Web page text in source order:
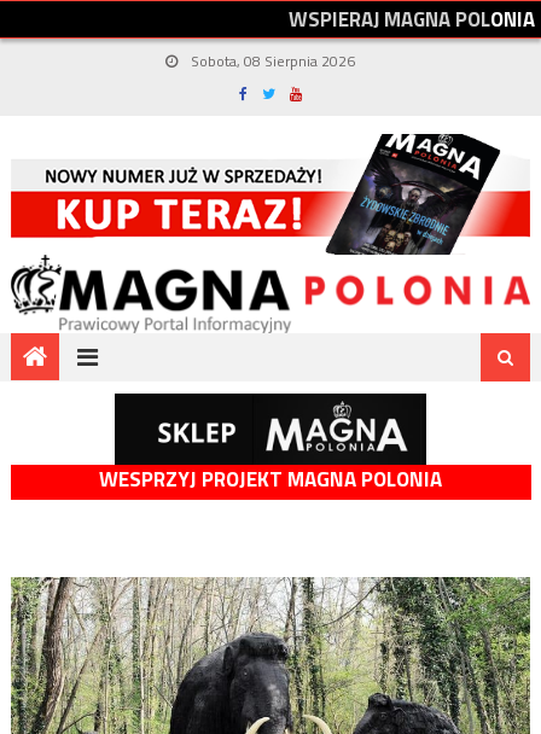
WSPIERAJMAGNAPOLONIA
Sobota, 08 Sierpnia 2026
WESPRZYJ PROJEKT MAGNA POLONIA